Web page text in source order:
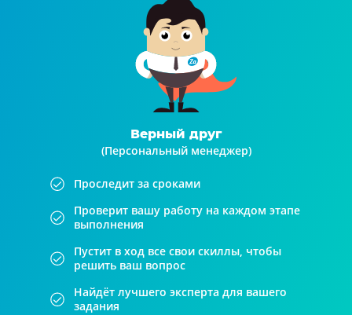
Верный друг
(Персональный менеджер)
Проследит за сроками
Проверит вашу работу на каждом этапе
выполнения
Пустит в ход все свои скиллы, чтобы
решить ваш вопрос
Найдёт лучшего эксперта для вашего
задания